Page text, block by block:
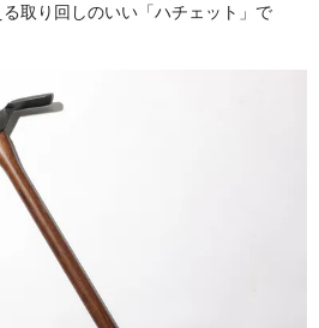
取り回しのいい「ハチェット」で